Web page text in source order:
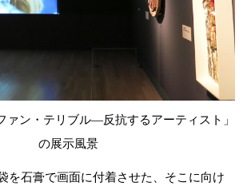
ァン・テリブル―反抗するアーティスト」
の展示風景
を石膏で画面に付着させた、そこに向け